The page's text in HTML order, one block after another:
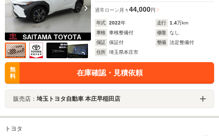
通常ローン 月々44,000円
年式 2022年 走行 1.4万km
車検
車検整備付 修復
なし
保証
保証付 整備
法定整備付
住所
埼玉県本庄市
無
料
在庫確認・見積依頼
販売店： 埼玉トヨタ自動車 本庄早稲田店
トヨタ